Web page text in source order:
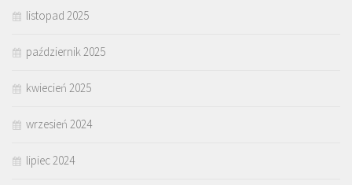
listopad 2025
październik 2025
kwiecień 2025
wrzesień 2024
lipiec 2024